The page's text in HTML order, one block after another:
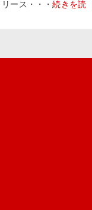
ース・・・続きを読